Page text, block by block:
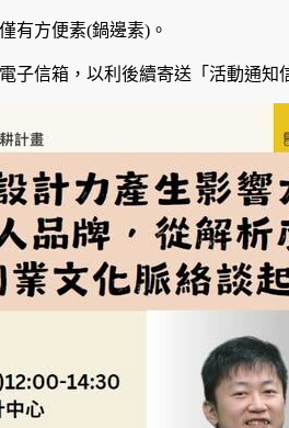
有方便素(鍋邊素)。
子信箱，以利後續寄送「活動通知